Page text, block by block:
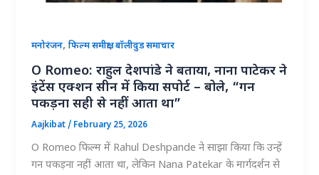
मनोरंजन,फिल्म समीक्षा,बॉलीवुड समाचार
O Romeo: राहुल देशपांडे ने बताया, नाना पाटेकर ने
इंटेंस एक्शन सीन में किया सपोर्ट – बोले, “गन
पकड़ना सही से नहीं आता था”
Aajkibat/ February 25, 2026
O Romeo फिल्म में Rahul Deshpande ने साझा किया कि उन्हें
गन पकड़ना नहीं आता था, लेकिन Nana Patekar के मार्गदर्शन से